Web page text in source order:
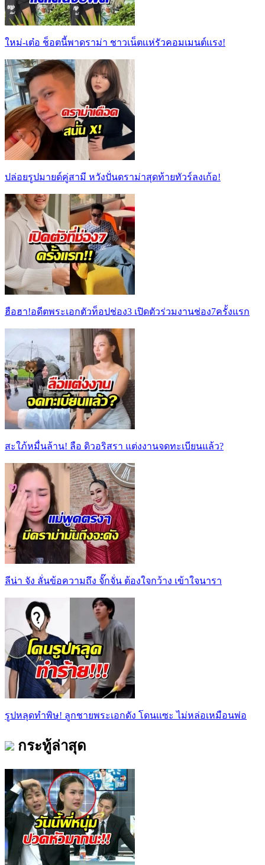
ใหม่-เต๋อ ช็อตนี้พาดราม่า ชาวเน็ตเเห่รัวคอมเมนต์เเรง!
ปล่อยรูปมายด์คู่สามี หวังปั่นดราม่าสุดท้ายทัวร์ลงเก้อ!
ฮือฮา!อดีตพระเอกตัวท็อปช่อง3 เปิดตัวร่วมงานช่อง7ครั้งแรก
สะใภ้หมื่นล้าน! ลือ ดิวอริสรา แต่งงานจดทะเบียนแล้ว?
ลีน่า จัง ลั่นข้อความถึง จั๊กจั่น ต้องใจกว้าง เข้าใจนารา
รูปหลุดทำพิษ! ลูกชายพระเอกดัง โดนเเซะ ไม่หล่อเหมือนพ่อ
กระทู้ล่าสุด